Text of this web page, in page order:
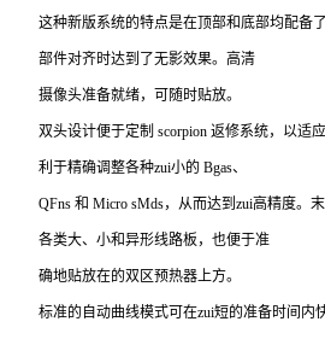
这种新版系统的特点是在顶部和底部均配备
部件对齐时达到了无影效果。高清
摄像头准备就绪，可随时贴放。
双头设计便于定制 scorpion 返修系统，以适
利于精确调整各种zui小的 Bgas、
QFns和 Micro sMds，从而达到zui高精度。
各类大、小和异形线路板，也便于准
确地贴放在的双区预热器上方。
标准的自动曲线模式可在zui短的准备时间内